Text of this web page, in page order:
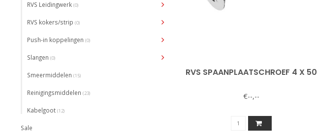
RVS Leidingwerk (0)
RVS kokers/strip (0)
Push-in koppelingen (0)
Slangen (0)
Smeermiddelen (15)
Reinigingsmiddelen (23)
Kabelgoot (12)
Sale
RVS SPAANPLAATSCHROEF 4 X 50
€--,--